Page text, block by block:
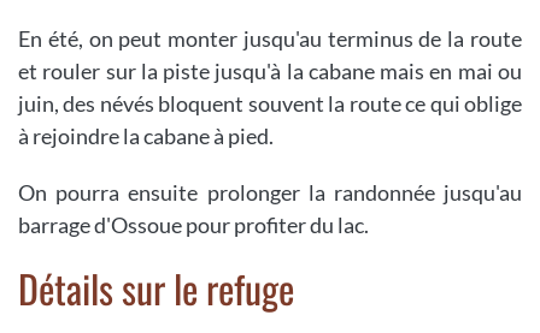
En été, on peut monter jusqu'au terminus de la route
et rouler sur la piste jusqu'à la cabane mais en mai ou
juin, des névés bloquent souvent la route ce qui oblige
à rejoindre la cabane à pied.
On pourra ensuite prolonger la randonnée jusqu'au
barrage d'Ossoue pour profiter du lac.
Détails sur le refuge